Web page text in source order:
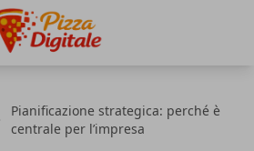
Pianificazione strategica: perché è
centrale per l’impresa